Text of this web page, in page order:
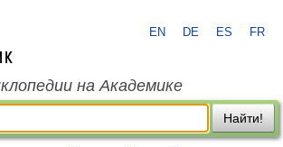
EN DE ES FR
на Академике
Найти!